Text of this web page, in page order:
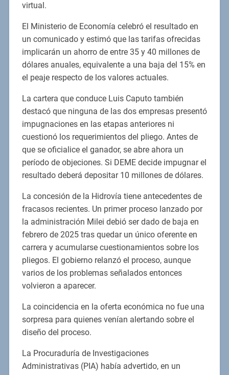
virtual.
El Ministerio de Economía celebró el resultado en
un comunicado y estimó que las tarifas ofrecidas
implicarán un ahorro de entre 35 y 40 millones de
dólares anuales, equivalente a una baja del 15% en
el peaje respecto de los valores actuales.
La cartera que conduce Luis Caputo también
destacó que ninguna de las dos empresas presentó
impugnaciones en las etapas anteriores ni
cuestionó los requerimientos del pliego. Antes de
que se oficialice el ganador, se abre ahora un
período de objeciones. Si DEME decide impugnar el
resultado deberá depositar 10 millones de dólares.
La concesión de la Hidrovía tiene antecedentes de
fracasos recientes. Un primer proceso lanzado por
la administración Milei debió ser dado de baja en
febrero de 2025 tras quedar un único oferente en
carrera y acumularse cuestionamientos sobre los
pliegos. El gobierno relanzó el proceso, aunque
varios de los problemas señalados entonces
volvieron a aparecer.
La coincidencia en la oferta económica no fue una
sorpresa para quienes venían alertando sobre el
diseño del proceso.
La Procuraduría de Investigaciones
Administrativas (PIA) había advertido, en un